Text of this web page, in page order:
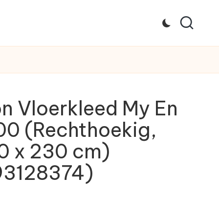
Vloerkleed My En
(Rechthoekig,
x 230 cm)